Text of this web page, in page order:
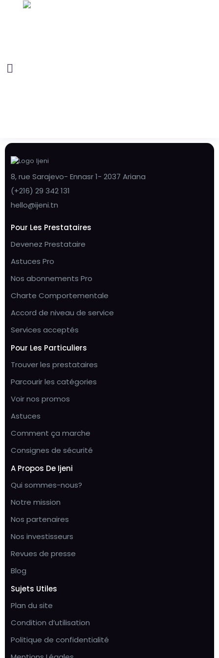
8, rue Sarajevo- Ennasr 1- 2037 Ariana
(+216) 29 342 131
hello@ijeni.tn
Pour Les Prestataires
Devenez Prestataire
Astuces Pro
Nos abonnements Pro
Charte Comportementale
Accord de niveau de service
Services acceptés
Pour Les Particuliers
Trouver les prestataires
Parcourir les catégories
Voir nos promos
Astuces
Comment ça marche
Consignes de sécurité
A Propos De Ijeni
Qui sommes-nous?
Notre mission
Nos partenaires
Nos investisseurs
Revues de presse
Blog
Sujets Utiles
Plan du site
Condition d’utilisation
Politique de confidentialité